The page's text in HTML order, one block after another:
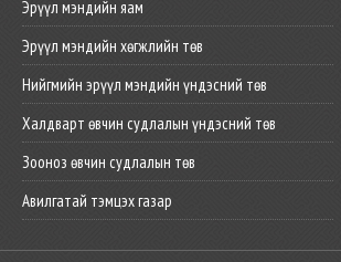
Эрүүл мэндийн яам
Эрүүл мэндийн хөгжлийн төв
Нийгмийн эрүүл мэндийн үндэсний төв
Халдварт өвчин судлалын үндэсний төв
Зооноз өвчин судлалын төв
Авилгатай тэмцэх газар